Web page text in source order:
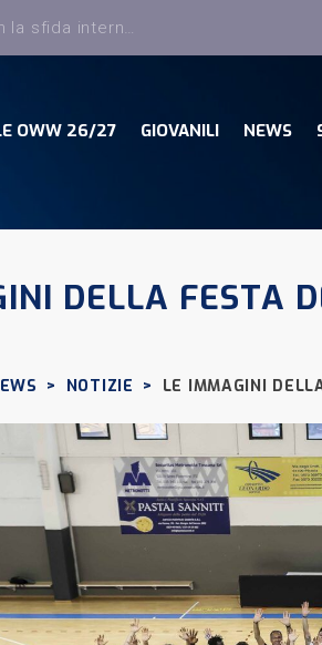
Dany Basket, torna Sciatti ed entra nello staff tecnico della Prima Squadra
OWW 26/27 GIOVANILI NEWS
DELLA FESTA
> NOTIZIE > LE IMMAGINI